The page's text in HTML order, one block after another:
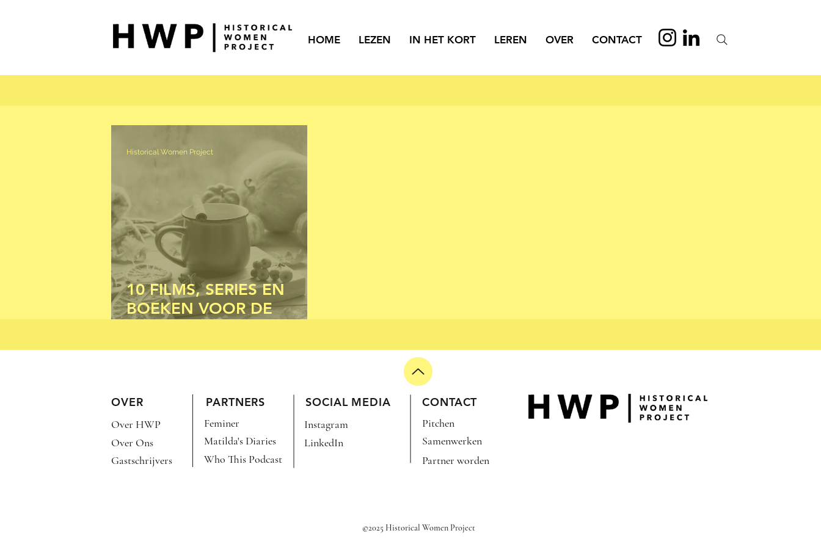
HOME LEZEN IN HET KORT LEREN OVER CONTACT
10 FILMS, SERIES EN
BOEKEN VOOR DE
Historical Women Project
OVER PARTNERS SOCIAL MEDIA CONTACT
Over HWP
Over Ons
Pitchen
Samenwerken
Instagram
Feminer
Matilda's Diaries
LinkedIn
Gastschrijvers
Who This Podcast Partner worden
©2025 Historical Women Project